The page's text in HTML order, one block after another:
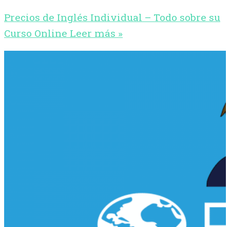
Precios de Inglés Individual – Todo sobre su
Curso Online Leer más »